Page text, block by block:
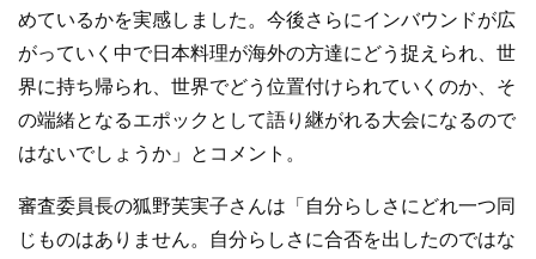
めているかを実感しました。今後さらにインバウンドが広
がっていく中で日本料理が海外の方達にどう捉えられ、世
界に持ち帰られ、世界でどう位置付けられていくのか、そ
の端緒となるエポックとして語り継がれる大会になるので
はないでしょうか」とコメント。
審査委員長の狐野芙実子さんは「自分らしさにどれ一つ同
じものはありません。自分らしさに合否を出したのではな